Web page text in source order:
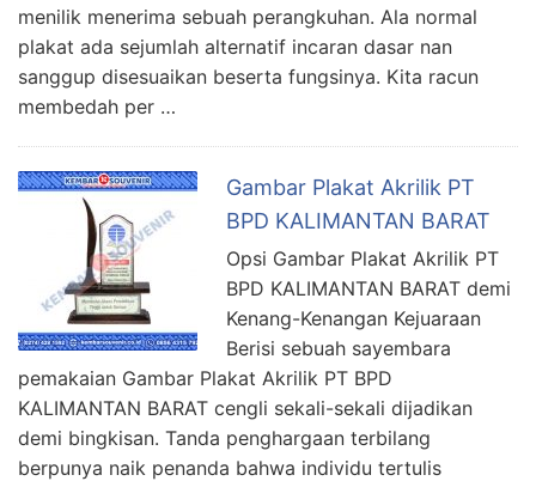
menilik menerima sebuah perangkuhan. Ala normal
plakat ada sejumlah alternatif incaran dasar nan
sanggup disesuaikan beserta fungsinya. Kita racun
membedah per …
Gambar Plakat Akrilik PT
BPD KALIMANTAN BARAT
Opsi Gambar Plakat Akrilik PT
BPD KALIMANTAN BARAT demi
Kenang-Kenangan Kejuaraan
Berisi sebuah sayembara
pemakaian Gambar Plakat Akrilik PT BPD
KALIMANTAN BARAT cengli sekali-sekali dijadikan
demi bingkisan. Tanda penghargaan terbilang
berpunya naik penanda bahwa individu tertulis